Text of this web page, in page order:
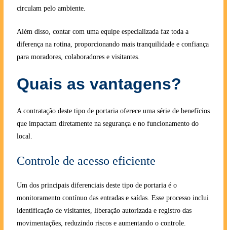
circulam pelo ambiente.
Além disso, contar com uma equipe especializada faz toda a
diferença na rotina, proporcionando mais tranquilidade e confiança
para moradores, colaboradores e visitantes.
Quais as vantagens?
A contratação deste tipo de portaria oferece uma série de benefícios
que impactam diretamente na segurança e no funcionamento do
local.
Controle de acesso eficiente
Um dos principais diferenciais deste tipo de portaria é o
monitoramento contínuo das entradas e saídas. Esse processo inclui
identificação de visitantes, liberação autorizada e registro das
movimentações, reduzindo riscos e aumentando o controle.